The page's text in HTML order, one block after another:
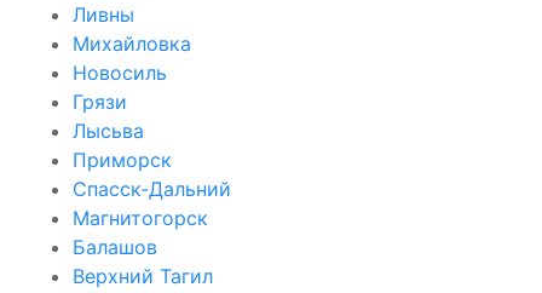
Ливны
Михайловка
Новосиль
Грязи
Лысьва
Приморск
Спасск-Дальний
Магнитогорск
Балашов
Верхний Тагил